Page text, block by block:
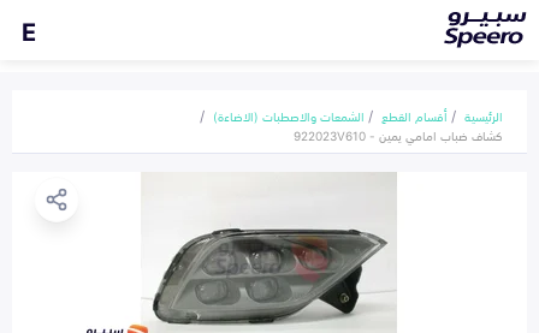
E
الرئيسية أقسام القطع
الشمعات والاصطبات (الاضاءة)
كشاف ضباب امامي يمين - 922023V610